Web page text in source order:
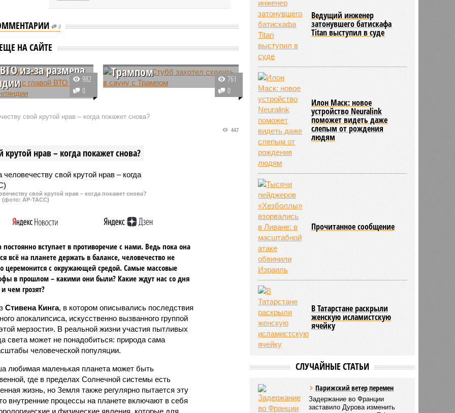
0
ЕЩЕ НА САЙТЕ
Стубб вступил
дуэль с
из-за размера
Финляндии Александр
курьёза во
982
0
Александр Стубб захотел
Трампом
Президент Финляндии Александр
захотел пригласить
американского лидера Дональда
761
0
свой крутой нрав – когда покажет снова?
нрав – когда покажет снова?
447
свой крутой нрав – когда покажет снова?
(фото: АР-ТАСС)
постоянно вступает в противоречие с нами. Ведь пока она
всё на планете держать в балансе, человечество не
церемонится с окружающей средой. Самые массовые
в прошлом – какими они были? Какие ждут нас со дня
чем грозят?
Стивена Кинга, в котором описывались последствия
апокалипсиса, искусственно вызванного группой
мерзости». В реальной жизни участия пытливых
света может не понадобиться: природа сама
человеческой популяции.
любимая маленькая планета может быть
где в пределах Солнечной системы есть
жизнь, но Земля также регулярно пытается эту
внутренние процессы на планете включают в себя
и физические явления, которые для
Ведущий инженер
затонувшего батискафа
Titan выступил в суде
Илон Маск: новое
устройство Neuralink
поможет видеть даже
слепым от рождения
людям
Прочитанное сообщение
В Татарстане раскрыли
женскую исламистскую
ячейку
СЛУЧАЙНЫЕ СТАТЬИ
Парижский ветер перемен
Задержание во Франции
заставило Дурова изменить